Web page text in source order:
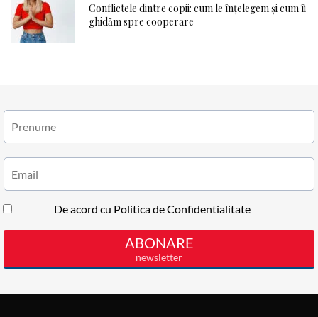
Conflictele dintre copii: cum le înțelegem și cum îi
ghidăm spre cooperare